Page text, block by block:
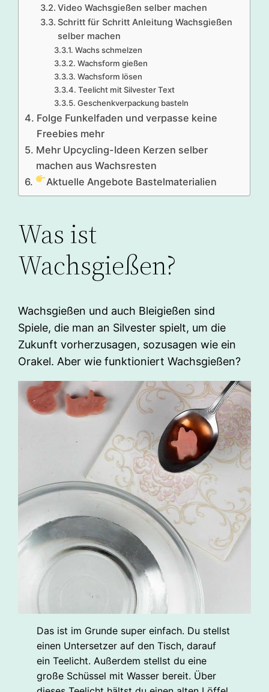
Video Wachsgießen selber machen
Schritt für Schritt Anleitung Wachsgießen
selber machen
Wachs schmelzen
Wachsform gießen
Wachsform lösen
Teelicht mit Silvester Text
Geschenkverpackung basteln
Folge Funkelfaden und verpasse keine
Freebies mehr
Mehr Upcycling-Ideen Kerzen selber
machen aus Wachsresten
Aktuelle Angebote Bastelmaterialien
Was ist
Wachsgießen?
Wachsgießen und auch Bleigießen sind
Spiele, die man an Silvester spielt, um die
Zukunft vorherzusagen, sozusagen wie ein
Orakel. Aber wie funktioniert Wachsgießen?
Das ist im Grunde super einfach. Du stellst
einen Untersetzer auf den Tisch, darauf
ein Teelicht. Außerdem stellst du eine
große Schüssel mit Wasser bereit. Über